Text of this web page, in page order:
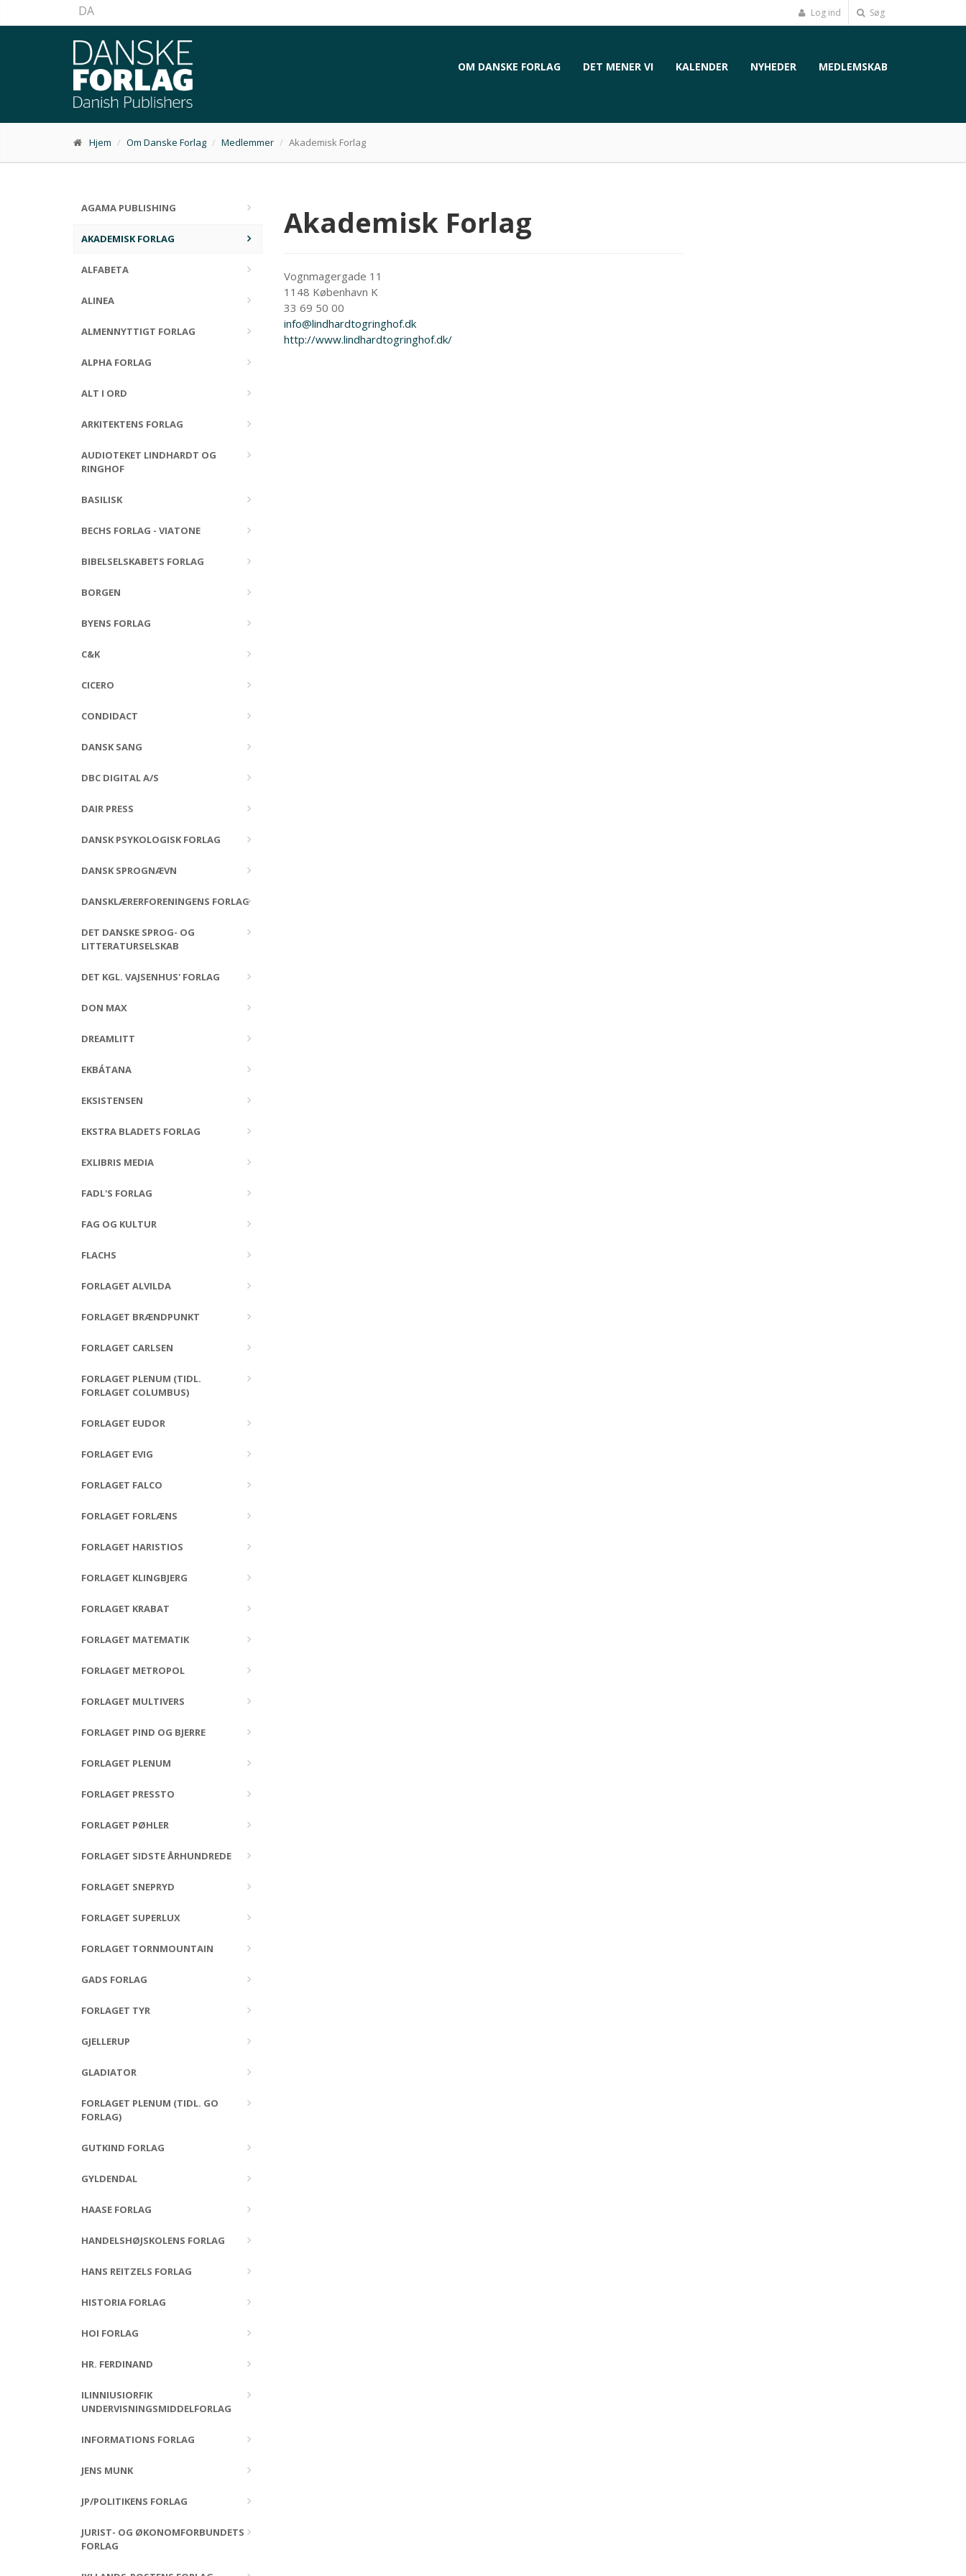
DA Log ind Søg
OM DANSKE FORLAG DET MENER VI KALENDER NYHEDER MEDLEMSKAB
Hjem Om Danske Forlag Medlemmer Akademisk Forlag
AGAMA PUBLISHING
AKADEMISK FORLAG
ALFABETA
ALINEA
ALMENNYTTIGT FORLAG
ALPHA FORLAG
ALT I ORD
ARKITEKTENS FORLAG
AUDIOTEKET LINDHARDT OG
RINGHOF
BASILISK
BECHS FORLAG - VIATONE
BIBELSELSKABETS FORLAG
BORGEN
BYENS FORLAG
C&K
CICERO
CONDIDACT
DANSK SANG
DBC DIGITAL A/S
DAIR PRESS
DANSK PSYKOLOGISK FORLAG
DANSK SPROGNÆVN
DANSKLÆRERFORENINGENS FORLAG
DET DANSKE SPROG- OG
LITTERATURSELSKAB
DET KGL. VAJSENHUS' FORLAG
DON MAX
DREAMLITT
EKBÁTANA
EKSISTENSEN
EKSTRA BLADETS FORLAG
EXLIBRIS MEDIA
FADL'S FORLAG
FAG OG KULTUR
FLACHS
FORLAGET ALVILDA
FORLAGET BRÆNDPUNKT
FORLAGET CARLSEN
FORLAGET PLENUM (TIDL.
FORLAGET COLUMBUS)
FORLAGET EUDOR
FORLAGET EVIG
FORLAGET FALCO
FORLAGET FORLÆNS
FORLAGET HARISTIOS
FORLAGET KLINGBJERG
FORLAGET KRABAT
FORLAGET MATEMATIK
FORLAGET METROPOL
FORLAGET MULTIVERS
FORLAGET PIND OG BJERRE
FORLAGET PLENUM
FORLAGET PRESSTO
FORLAGET PØHLER
FORLAGET SIDSTE ÅRHUNDREDE
FORLAGET SNEPRYD
FORLAGET SUPERLUX
FORLAGET TORNMOUNTAIN
GADS FORLAG
FORLAGET TYR
GJELLERUP
GLADIATOR
FORLAGET PLENUM (TIDL. GO
FORLAG)
GUTKIND FORLAG
GYLDENDAL
HAASE FORLAG
HANDELSHØJSKOLENS FORLAG
HANS REITZELS FORLAG
HISTORIA FORLAG
HOI FORLAG
HR. FERDINAND
ILINNIUSIORFIK
UNDERVISNINGSMIDDELFORLAG
INFORMATIONS FORLAG
JENS MUNK
JP/POLITIKENS FORLAG
JURIST- OG ØKONOMFORBUNDETS
FORLAG
Akademisk Forlag
Vognmagergade 11
1148 København K
33 69 50 00
info@lindhardtogringhof.dk
http://www.lindhardtogringhof.dk/